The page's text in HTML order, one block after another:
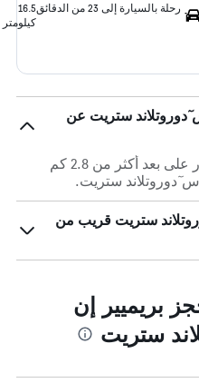
رحلة بالسيارة إلى 23 من الدقائق
16.5
كيلومتر
ٓدوروتلاند ستريت عن
يقع ستاد مدينة مانشستر المشهور على بعد أكثر من 2.8 كم
ٓدوروتلاند ستريت.
ستريت قريب من
بريميير إن
ستريت